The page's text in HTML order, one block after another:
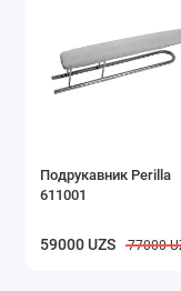
Подрукавник Perilla
611001
59000 UZS 77000